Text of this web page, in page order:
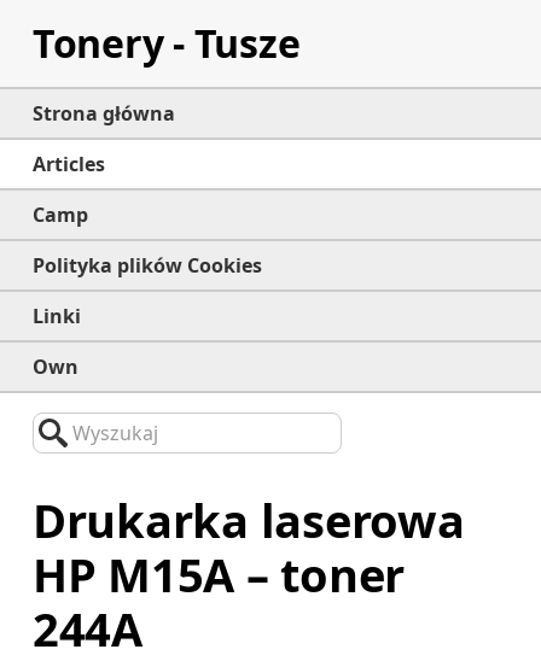
Tonery - Tusze
Strona główna
Articles
Camp
Polityka plików Cookies
Linki
Own
Wyszukaj
Drukarka laserowa
HP M15A – toner
244A